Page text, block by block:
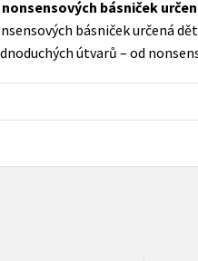
Populárně -
Populárně -
básniček
básniček určená
útvarů – od